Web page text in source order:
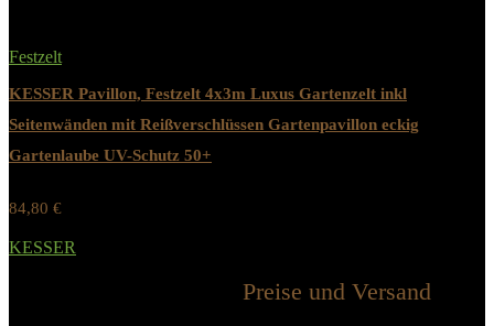
Festzelt
KESSER Pavillon, Festzelt 4x3m Luxus Gartenzelt inkl
Seitenwänden mit Reißverschlüssen Gartenpavillon eckig
Gartenlaube UV-Schutz 50+
84,80 €
KESSER
Preise und Versand